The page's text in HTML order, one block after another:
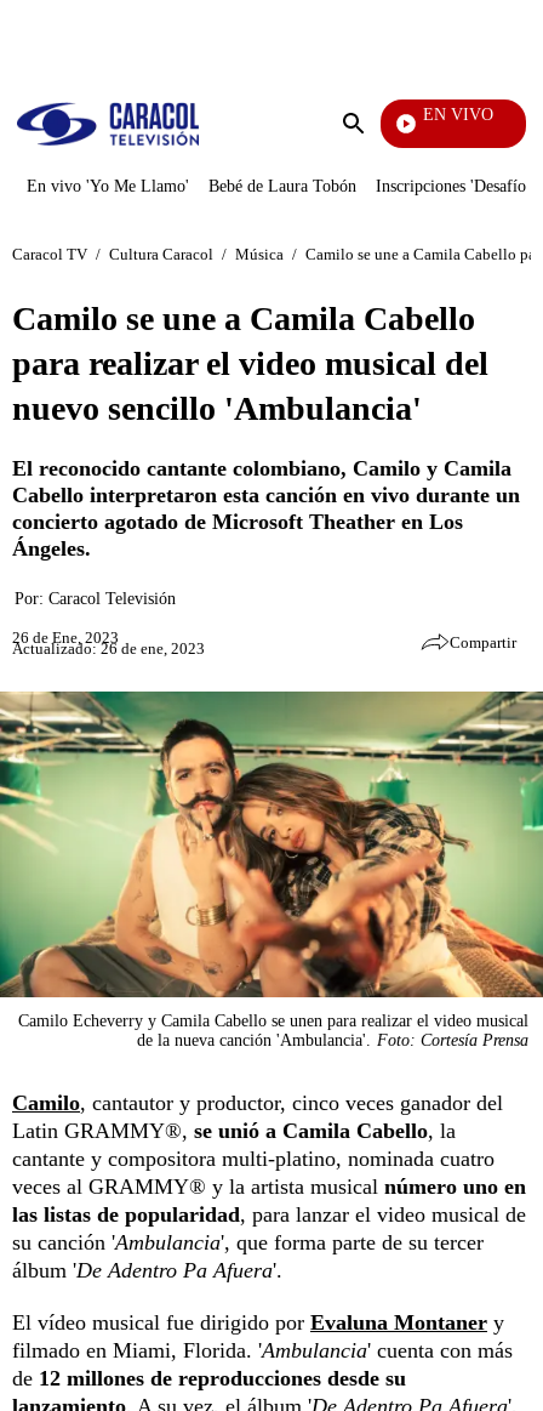
Enviar
EN VIVO
También Caerás
En vivo 'Yo Me Llamo' Bebé de Laura Tobón Inscripciones 'Desafío'
Caracol TV / Cultura Caracol / Música / Camilo se une a Camila Cabello
Camilo se une a Camila Cabello
para realizar el video musical del
nuevo sencillo 'Ambulancia'
El reconocido cantante colombiano, Camilo y Camila
Cabello interpretaron esta canción en vivo durante un
concierto agotado de Microsoft Theather en Los
Ángeles.
Por: Caracol Televisión
26 de Ene, 2023
Actualizado: 26 de ene, 2023 Compartir
Camilo Echeverry y Camila Cabello se unen para realizar el video musical
de la nueva canción 'Ambulancia'.
Foto: Cortesía Prensa
Camilo, cantautor y productor, cinco veces ganador del
Latin GRAMMY®, se unió a Camila Cabello, la
cantante y compositora multi-platino, nominada cuatro
veces al GRAMMY® y la artista musical número uno en
las listas de popularidad, para lanzar el video musical de
su canción 'Ambulancia', que forma parte de su tercer
álbum 'De Adentro Pa Afuera'.
El vídeo musical fue dirigido por Evaluna Montaner y
filmado en Miami, Florida. 'Ambulancia' cuenta con más
de 12 millones de reproducciones desde su
lanzamiento. A su vez, el álbum 'De Adentro Pa Afuera',